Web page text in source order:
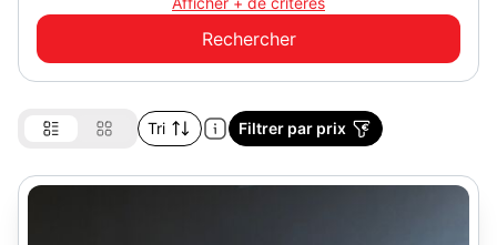
Tri Filtrer par prix